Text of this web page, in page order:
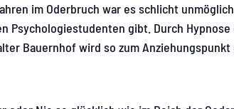
im Oderbruch war es schlicht
Psychologiestudenten gibt. Durch
Bauernhof wird so zum